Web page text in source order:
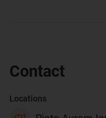
Contact
Locations